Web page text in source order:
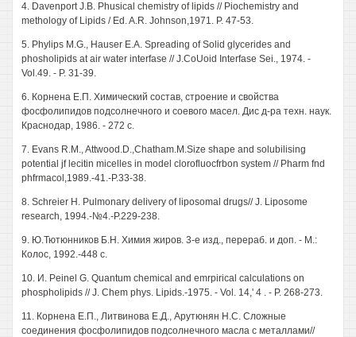
4. Davenport J.B. Phusical chemistry of lipids // Piochemistry and
methology of Lipids / Ed. A.R. Johnson,1971. P. 47-53.
5. Phylips M.G., Hauser E.A. Spreading of Solid glycerides and
phosholipids at air water interfase // J.CoUoid Interfase Sei., 1974. -
Vol.49. - P. 31-39.
6. Корнена Е.П. Химический состав, строение и свойства
фосфолипидов подсолнечного и соевого масел. Дис д-ра техн. наук.
Краснодар, 1986. - 272 с.
7. Evans R.M., Attwood.D.,Chatham.M.Size shape and solubilising
potential jf lecitin micelles in model clorofluocfrbon system // Pharm fnd
phfrmacol,1989.-41.-P.33-38.
8. Schreier H. Pulmonary delivery of liposomal drugs// J. Liposome
research, 1994.-№4.-P.229-238.
9. Ю.Тютюнников Б.Н. Химия жиров. 3-е изд., перераб. и доп. - М.:
Колос, 1992.-448 с.
10. И. Peinel G. Quantum chemical and emrpirical calculations on
phospholipids // J. Chem phys. Lipids.-1975. - Vol. 14,' 4 . - P. 268-273.
11. Корнена Е.П., Литвинова Е.Д., Арутюнян Н.С. Сложные
соединения фосфолипидов подсолнечного масла с металлами//